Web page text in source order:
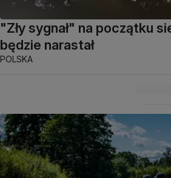
"Zły sygnał" na początku
będzie narastał
POLSKA